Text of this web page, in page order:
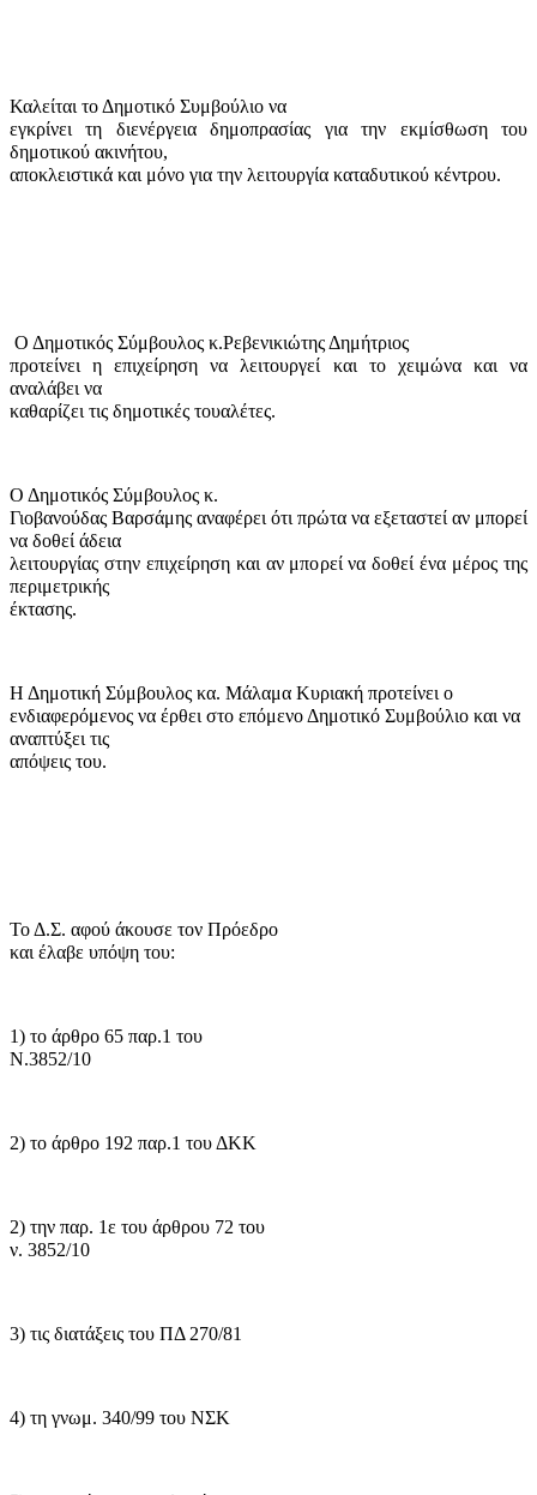
Καλείται το Δημοτικό Συμβούλιο να
εγκρίνει τη διενέργεια δημοπρασίας για την εκμίσθωση του
δημοτικού ακινήτου,
αποκλειστικά και μόνο για την λειτουργία καταδυτικού κέντρου.
Ο Δημοτικός Σύμβουλος κ.Ρεβενικιώτης Δημήτριος
προτείνει η επιχείρηση να λειτουργεί και το χειμώνα και να
αναλάβει να
καθαρίζει τις δημοτικές τουαλέτες.
Ο Δημοτικός Σύμβουλος κ.
Γιοβανούδας Βαρσάμης αναφέρει ότι πρώτα να εξεταστεί αν μπορεί
να δοθεί άδεια
λειτουργίας στην επιχείρηση και αν μπορεί να δοθεί ένα μέρος της
περιμετρικής
έκτασης.
Η Δημοτική Σύμβουλος κα. Μάλαμα Κυριακή προτείνει ο
ενδιαφερόμενος να έρθει στο επόμενο Δημοτικό Συμβούλιο και να
αναπτύξει τις
απόψεις του.
Το Δ.Σ. αφού άκουσε τον Πρόεδρο
και έλαβε υπόψη του:
1) το άρθρο 65 παρ.1 του
Ν.3852/10
2) το άρθρο 192 παρ.1 του ΔΚΚ
2) την παρ. 1ε του άρθρου 72 του
ν. 3852/10
3) τις διατάξεις του ΠΔ 270/81
4) τη γνωμ. 340/99 του ΝΣΚ